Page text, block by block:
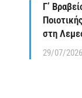
Γ’
στη
29/07/2026